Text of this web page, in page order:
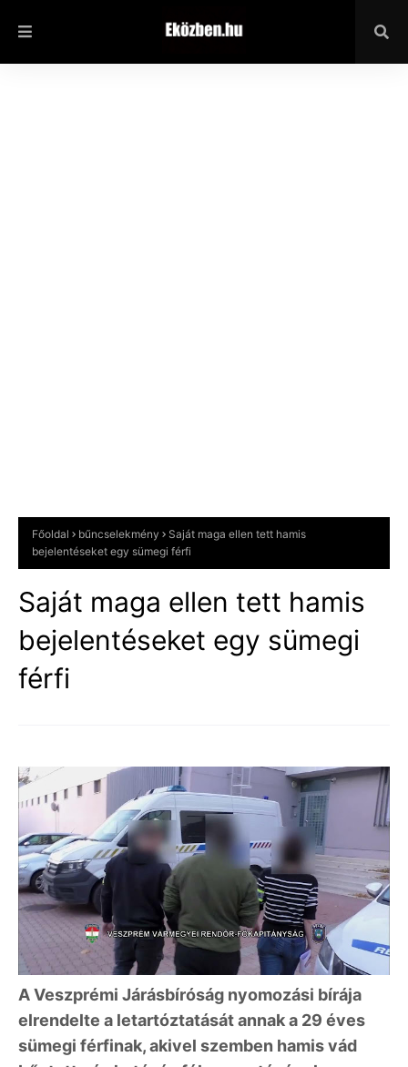
Főoldal bűncselekmény
Saját maga ellen tett hamis
bejelentéseket egy sümegi férfi
Saját maga ellen tett hamis
bejelentéseket egy sümegi
férfi
A Veszprémi Járásbíróság nyomozási bírája
elrendelte a letartóztatását annak a 29 éves
sümegi férfinak, akivel szemben hamis vád